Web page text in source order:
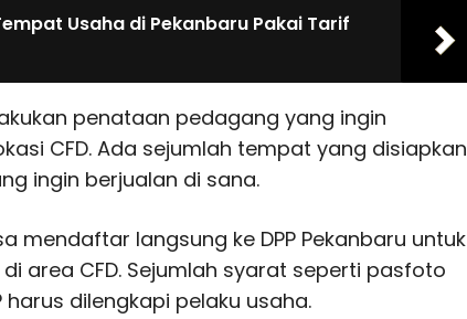
Usaha di Pekanbaru Pakai Tarif
penataan pedagang yang ingin
CFD. Ada sejumlah tempat yang disiapkan
ingin berjualan di sana.
mendaftar langsung ke DPP Pekanbaru untuk
area CFD. Sejumlah syarat seperti pasfoto
dilengkapi pelaku usaha.